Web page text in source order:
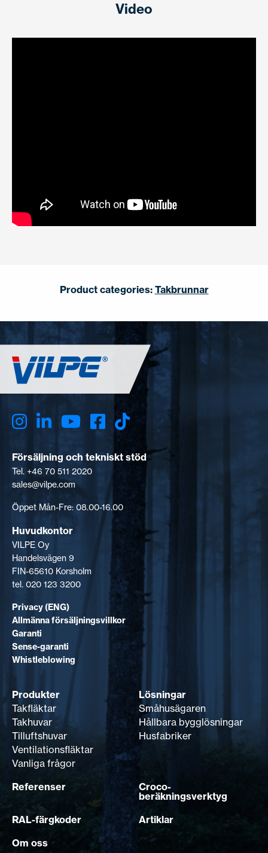
Video
Product categories: Takbrunnar
Försäljning och tekniskt stöd
Tel. +46 70 511 2020
sales@vilpe.com
Öppet Mån-Fre: 08.00-16.00
Huvudkontor
VILPE Oy
Handelsvägen 9
FIN-65610 Korsholm
tel. 020 123 3200
Privacy (ENG)
Allmänna försäljningsvillkor
Garanti
Sense-garanti
Whistleblowing
Produkter
Takfläktar
Takhuvar
Tilluftshuvar
Ventilationsfläktar
Vanliga frågor
Lösningar
Småhusägaren
Hållbara bygglösningar
Husfabriker
Referenser
Croco-
beräkningsverktyg
RAL-färgkoder
Artiklar
Om oss